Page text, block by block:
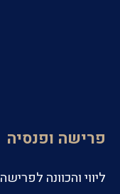
פרישה ופנסיה
ליווי והכוונה לפרישה